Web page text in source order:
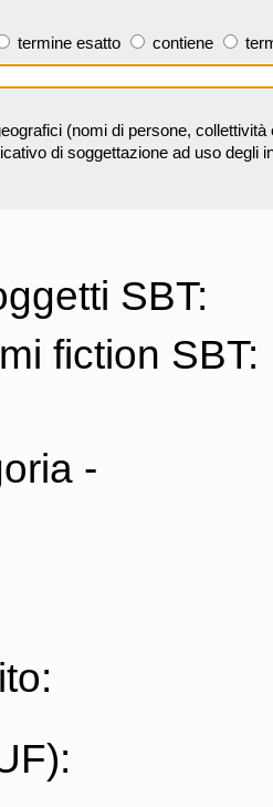
termine esatto contiene
(nomi di persone,
di soggettazione ad uso degli
SBT:
fiction SBT:
-